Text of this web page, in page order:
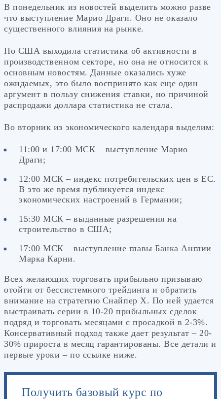
В понедельник из новостей выделить можно разве
что выступление Марио Драги. Оно не оказало
существенного влияния на рынке.
По США выходила статистика об активности в
производственном секторе, но она не относится к
основным новостям. Данные оказались хуже
ожидаемых, это было воспринято как еще один
аргумент в пользу снижения ставки, но причиной
распродажи доллара статистика не стала.
Во вторник из экономического календаря выделим:
11:00 и 17:00 МСК – выступление Марио
Драги;
12:00 МСК – индекс потребительских цен в ЕС.
В это же время публикуется индекс
экономических настроений в Германии;
15:30 МСК – выданные разрешения на
строительство в США;
17:00 МСК – выступление главы Банка Англии
Марка Карни.
Всех желающих торговать прибыльно призываю
отойти от бессистемного трейдинга и обратить
внимание на стратегию Снайпер Х. По ней удается
выстраивать серии в 10-20 прибыльных сделок
подряд и торговать месяцами с просадкой в 2-3%.
Консервативный подход также дает результат – 20-
30% прироста в месяц гарантированы. Все детали и
первые уроки – по ссылке ниже.
Получить базовый курс по